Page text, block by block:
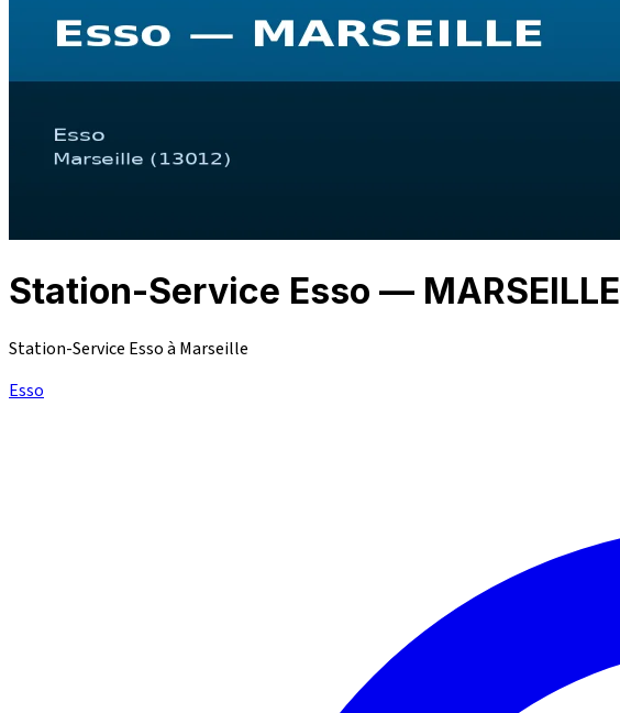
Station-Service Esso — MARSEILLE
Station-Service Esso à Marseille
Esso